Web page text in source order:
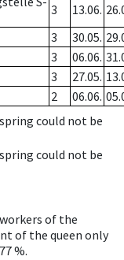
3 13.06.
3 30.05.
3 06.06.
3 27.05.
2 06.06.
could not be
could not be
of the
of the queen only
%.